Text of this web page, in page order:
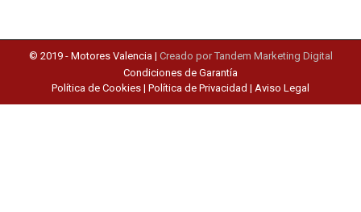
© 2019 - Motores Valencia | Creado por Tandem Marketing Digital
Condiciones de Garantía
Política de Cookies | Política de Privacidad | Aviso Legal